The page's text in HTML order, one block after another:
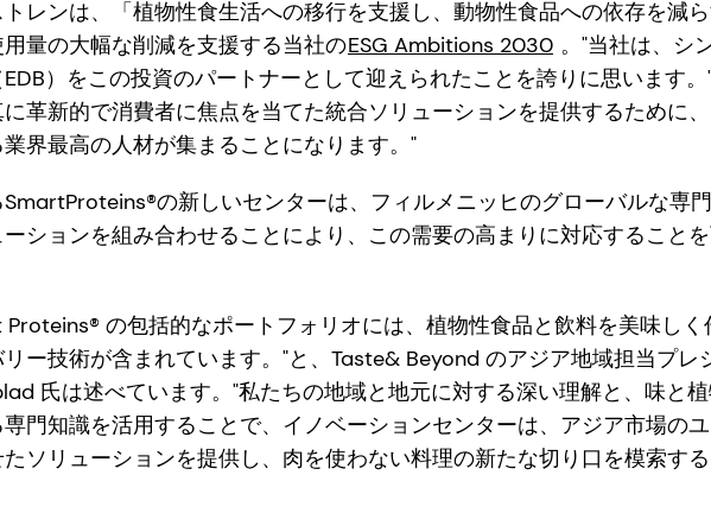
レンは、「植物性食生活への移行を支援し、動物性食品への依存を減
量の大幅な削減を支援する当社のESG Ambitions 2030 。"当社は、シ
）をこの投資のパートナーとして迎えられたことを誇りに思います。
革新的で消費者に焦点を当てた統合ソリューションを提供するために
界最高の人材が集まることになります。"
の新しいセンターは、フィルメニッヒのグローバルな専
ションを組み合わせることにより、この需要の高まりに対応すること
の包括的なポートフォリオには、植物性食品と飲料を美味しく
ー技術が含まれています。"と、Taste& Beyond のアジア地域担当プレ
氏は述べています。"私たちの地域と地元に対する深い理解と、味と
門知識を活用することで、イノベーションセンターは、アジア市場の
ソリューションを提供し、肉を使わない料理の新たな切り口を模索す